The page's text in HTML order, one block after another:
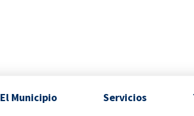
El Municipio Servicios